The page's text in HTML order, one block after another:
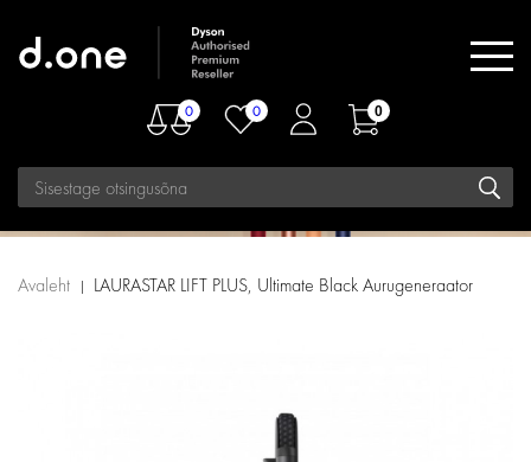
0 0 0
Avaleht LAURASTAR LIFT PLUS, Ultimate Black Aurugeneraator